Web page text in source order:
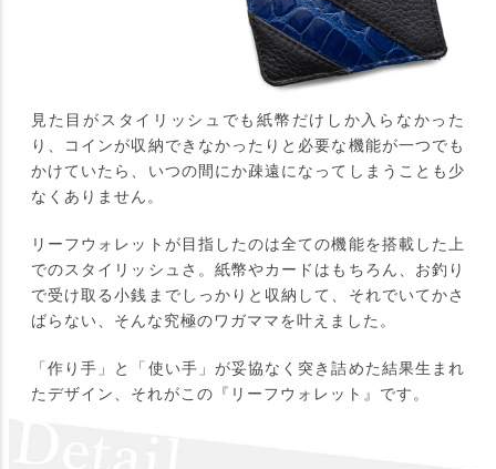
見た目がスタイリッシュでも紙幣だけしか入らなかった
り、コインが収納できなかったりと必要な機能が一つでも
かけていたら、いつの間にか疎遠になってしまうことも少
なくありません。
リーフウォレットが目指したのは全ての機能を搭載した上
でのスタイリッシュさ。紙幣やカードはもちろん、お釣り
で受け取る小銭までしっかりと収納して、それでいてかさ
ばらない、そんな究極のワガママを叶えました。
「作り手」と「使い手」が妥協なく突き詰めた結果生まれ
たデザイン、それがこの『リーフウォレット』です。